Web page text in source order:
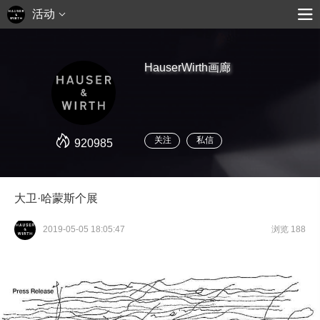
活动
920985
HauserWirth画廊
关注 私信
大卫·哈蒙斯个展
2019-05-05 18:05:47 浏览 188